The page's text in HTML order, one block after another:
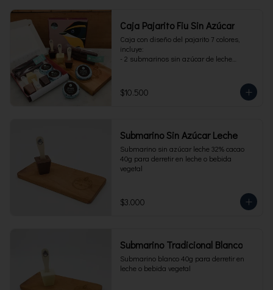
Caja Pajarito Fiu Sin Azúcar
Caja con diseño del pajarito 7 colores,
incluye:
- 2 submarinos sin azúcar de leche
$10.500
Submarino Sin Azúcar Leche
Submarino sin azúcar leche 32% cacao
40g para derretir en leche o bebida
vegetal
$3.000
Submarino Tradicional Blanco
Submarino blanco 40g para derretir en
leche o bebida vegetal